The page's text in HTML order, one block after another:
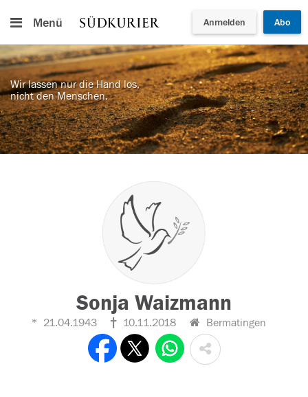
Menü Anmelden Abo
Wir lassen nur die Hand los,
nicht den Menschen.
Sonja Waizmann
21.04.1943 10.11.2018 Bermatingen